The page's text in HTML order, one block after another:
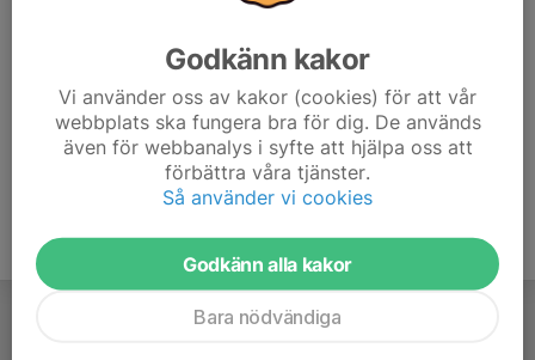
Godkänn kakor
Vi använder oss av kakor (cookies) för att vår
webbplats ska fungera bra för dig. De används
även för webbanalys i syfte att hjälpa oss att
förbättra våra tjänster.
Så använder vi cookies
Godkänn alla kakor
Bara nödvändiga